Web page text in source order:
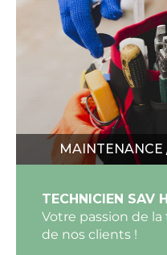
MAINTENANCE
TECHNICIEN SAV
Votre passion de
de nos clients !